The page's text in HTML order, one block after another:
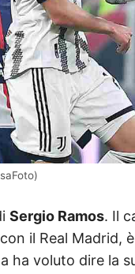
Sergio Ramos. Il
il Real Madrid,
ha voluto dire la